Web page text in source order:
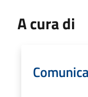
A cura di